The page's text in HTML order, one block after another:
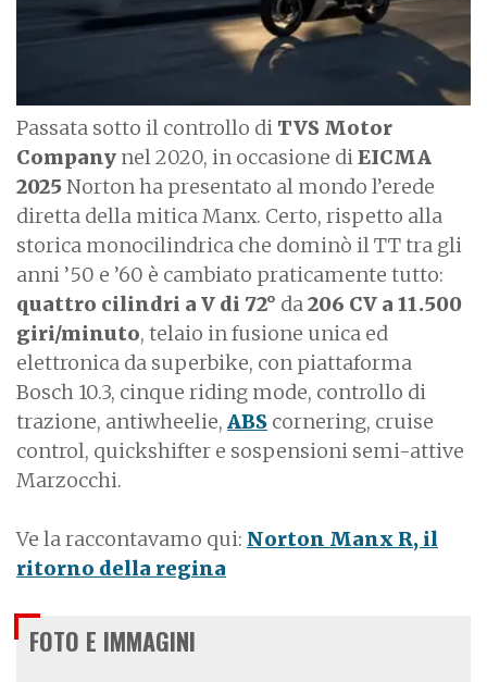
Passata sotto il controllo di TVS Motor
Company nel 2020, in occasione diEICMA
2025 Norton ha presentato al mondo l’erede
diretta della mitica Manx. Certo, rispetto alla
storica monocilindrica che dominò il TT tra gli
anni ’50 e ’60 è cambiato praticamente tutto:
quattro cilindri a V di 72° da206 CV a 11.500
giri/minuto, telaio in fusione unica ed
elettronica da superbike, con piattaforma
Bosch 10.3, cinque riding mode, controllo di
trazione, antiwheelie, ABS cornering, cruise
control, quickshifter e sospensioni semi-attive
Marzocchi.
Ve la raccontavamo qui: Norton Manx R, il
ritorno della regina
FOTO E IMMAGINI